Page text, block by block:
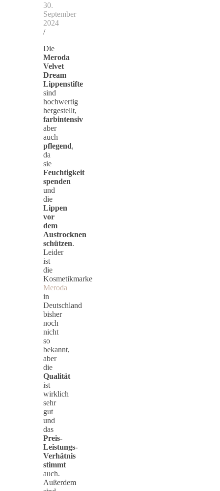
30.
September
2024
/
Die
Meroda
Velvet
Dream
Lippenstifte
sind
hochwertig
hergestellt,
farbintensiv
aber
auch
pflegend,
da
sie
Feuchtigkeit
spenden
und
die
Lippen
vor
dem
Austrocknen
schützen.
Leider
ist
die
Kosmetikmarke
Meroda
in
Deutschland
bisher
noch
nicht
so
bekannt,
aber
die
Qualität
ist
wirklich
sehr
gut
und
das
Preis-
Leistungs-
Verhätnis
stimmt
auch.
Außerdem